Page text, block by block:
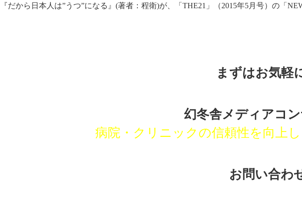
『だから日本人は”うつ”になる』(著者：程衛)が、「THE21」（2015年5月号）の「
まずはお気軽
幻冬舎メディアコ
病院・クリニックの信頼性を向上
お問い合わ